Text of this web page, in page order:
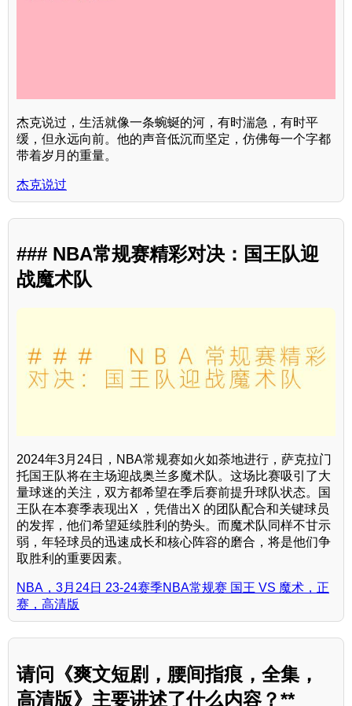
杰克说过，生活就像一条蜿蜒的河，有时湍急，有时平
缓，但永远向前。他的声音低沉而坚定，仿佛每一个字都
带着岁月的重量。
杰克说过
### NBA常规赛精彩对决：国王队迎
战魔术队
2024年3月24日，NBA常规赛如火如荼地进行，萨克拉门
托国王队将在主场迎战奥兰多魔术队。这场比赛吸引了大
量球迷的关注，双方都希望在季后赛前提升球队状态。国
王队在本赛季表现出X ，凭借出X 的团队配合和关键球员
的发挥，他们希望延续胜利的势头。而魔术队同样不甘示
弱，年轻球员的迅速成长和核心阵容的磨合，将是他们争
取胜利的重要因素。
NBA，3月24日 23-24赛季NBA常规赛 国王 VS 魔术，正
赛，高清版
请问《爽文短剧，腰间指痕，全集，
高清版》主要讲述了什么内容？**